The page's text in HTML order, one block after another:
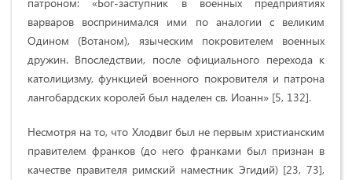
варваров воспринимался ими по аналогии с великим
Одином (Вотаном), языческим покровителем военных
дружин. Впоследствии, после официального перехода к
католицизму, функцией военного покровителя и патрона
лангобардских королей был наделен св. Иоанн» [5, 132].
Несмотря на то, что Хлодвиг был не первым христианским
правителем франков (до него франками был признан в
качестве правителя римский наместник Эгидий) [23, 73],